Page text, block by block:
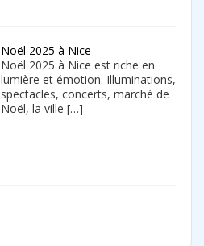
Noël 2025 à Nice
Noël 2025 à Nice est riche en
lumière et émotion. Illuminations,
spectacles, concerts, marché de
Noël, la ville […]